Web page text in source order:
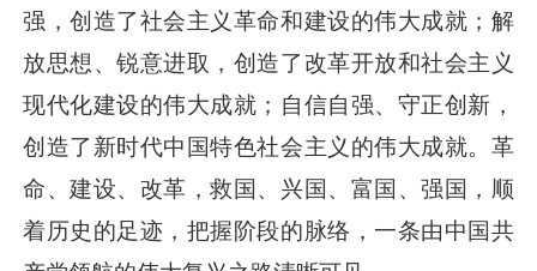
强，创造了社会主义革命和建设的伟大成就；解
放思想、锐意进取，创造了改革开放和社会主义
现代化建设的伟大成就；自信自强、守正创新，
创造了新时代中国特色社会主义的伟大成就。革
命、建设、改革，救国、兴国、富国、强国，顺
着历史的足迹，把握阶段的脉络，一条由中国共